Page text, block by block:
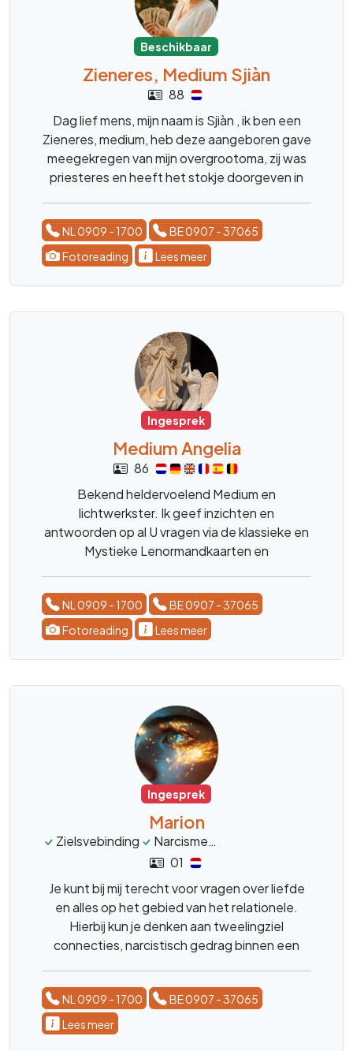
Beschikbaar
Zieneres, Medium Sjiàn
88
Dag lief mens, mijn naam is Sjiàn , ik ben een
Zieneres, medium, heb deze aangeboren gave
meegekregen van mijn overgrootoma, zij was
priesteres en heeft het stokje doorgeven in
spiritualiteit en heb menig veel mensen al
mogen begeleiden bij hun processen , reis in
het leven. Geen vraag is mij te gek, ik kom snel
tot de kern daar waar ik moet zijn, met sterke
tijdsaanduidingen. Ik doe het met alle liefde en
bezorgdheid zodat u snel weer verder kan.
NL 0909 - 1700
BE 0907 - 37065
Fotoreading
Lees meer
Ingesprek
Medium Angelia
86
Bekend heldervoelend Medium en
lichtwerkster. Ik geef inzichten en
antwoorden op al U vragen via de klassieke en
Mystieke Lenormandkaarten en
NL 0909 - 1700
BE 0907 - 37065
Fotoreading
Lees meer
Ingesprek
Marion
Zielsvebinding Narcisme
01
Je kunt bij mij terecht voor vragen over liefde
en alles op het gebied van het relationele.
Hierbij kun je denken aan tweelingziel
connecties, narcistisch gedrag binnen een
situatie.
NL 0909 - 1700
BE 0907 - 37065
Lees meer